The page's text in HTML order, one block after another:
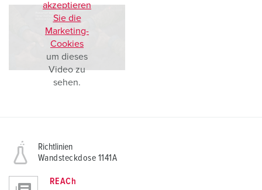
akzeptieren
Sie die
Marketing-
Cookies
um dieses
Video zu
sehen.
Richtlinien
Wandsteckdose 1141A
REACh